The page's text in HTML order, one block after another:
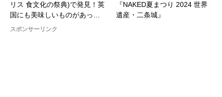
リス 食文化の祭典)で発見！英
国にも美味しいものがあっ…
『NAKED夏まつり 2024 世界
遺産・二条城』
スポンサーリンク